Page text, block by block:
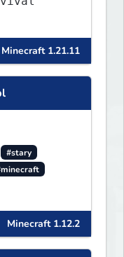
Minecraft 1.21.11
#stary
Minecraft 1.12.2